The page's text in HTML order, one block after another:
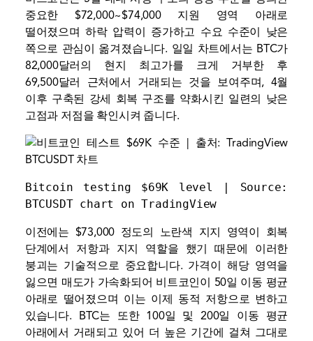
중요한 $72,000~$74,000 지원 영역 아래로
떨어졌으며 하락 압력이 증가하고 수요 수준이 낮은
쪽으로 관심이 옮겨졌습니다. 일일 차트에서는 BTC가
82,000달러의 현지 최고가를 크게 거부한 후
69,500달러 근처에서 거래되는 것을 보여주며, 4월
이후 구축된 강세 회복 구조를 약화시킨 일련의 낮은
고점과 저점을 확인시켜 줍니다.
BTCUSDT chart on TradingView
이전에는 $73,000 정도의 노란색 지지 영역이 회복
단계에서 저항과 지지 역할을 했기 때문에 이러한
붕괴는 기술적으로 중요합니다. 가격이 해당 영역을
잃으면 매도가 가속화되어 비트코인이 50일 이동 평균
아래로 떨어졌으며 이는 이제 동적 저항으로 변하고
있습니다. BTC는 또한 100일 및 200일 이동 평균
아래에서 거래되고 있어 더 높은 기간에 걸쳐 그대로